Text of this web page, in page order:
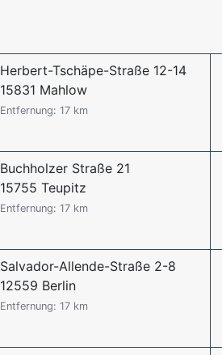
Herbert-Tschäpe-Straße 12-14
15831 Mahlow
Entfernung: 17 km
Buchholzer Straße 21
15755 Teupitz
Entfernung: 17 km
Salvador-Allende-Straße 2-8
12559 Berlin
Entfernung: 17 km